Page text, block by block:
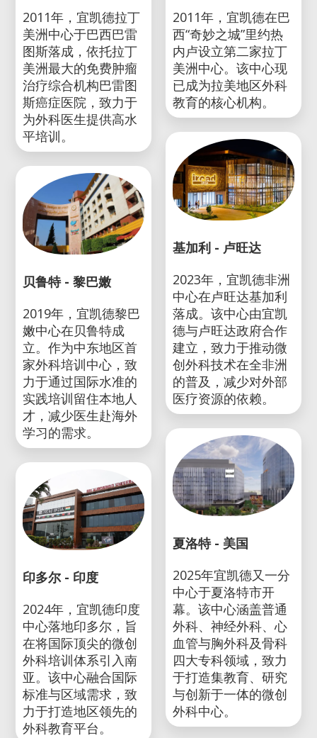
2011年，宜凯德拉丁
美洲中心于巴西巴雷
图斯落成，依托拉丁
美洲最大的免费肿瘤
治疗综合机构巴雷图
斯癌症医院，致力于
为外科医生提供高水
平培训。
贝鲁特 - 黎巴嫩
2019年，宜凯德黎巴
嫩中心在贝鲁特成
立。作为中东地区首
家外科培训中心，致
力于通过国际水准的
实践培训留住本地人
才，减少医生赴海外
学习的需求。
印多尔 - 印度
2024年，宜凯德印度
中心落地印多尔，旨
在将国际顶尖的微创
外科培训体系引入南
亚。该中心融合国际
标准与区域需求，致
力于打造地区领先的
外科教育平台。
2011年，宜凯德在巴
西“奇妙之城”里约热
内卢设立第二家拉丁
美洲中心。该中心现
已成为拉美地区外科
教育的核心机构。
基加利 - 卢旺达
2023年，宜凯德非洲
中心在卢旺达基加利
落成。该中心由宜凯
德与卢旺达政府合作
建立，致力于推动微
创外科技术在全非洲
的普及，减少对外部
医疗资源的依赖。
夏洛特 - 美国
2025年宜凯德又一分
中心于夏洛特市开
幕。该中心涵盖普通
外科、神经外科、心
血管与胸外科及骨科
四大专科领域，致力
于打造集教育、研究
与创新于一体的微创
外科中心。